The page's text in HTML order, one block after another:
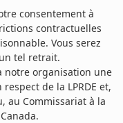
consentement à
contractuelles
Vous serez
tel retrait.
notre organisation une
de la LPRDE et,
au Commissariat à la